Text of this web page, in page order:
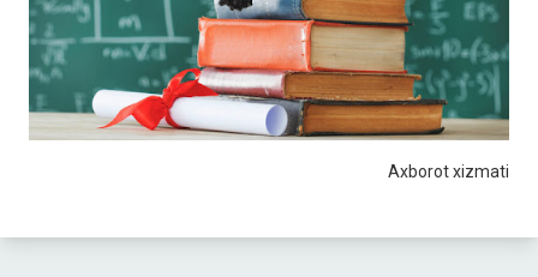
Axborot xizmati